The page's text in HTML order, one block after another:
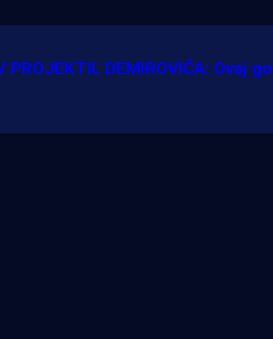
PROJEKTIL DEMIROVIĆA: Ovaj